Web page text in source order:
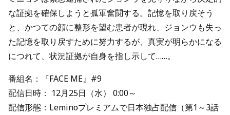
な証拠を確保しようと孤軍奮闘する。記憶を取り戻そう
と、かつての顔に整形を望む患者が現れ、ジョンウも失っ
た記憶を取り戻すために努力するが、真実が明らかになる
につれて、状況証拠が自身を指し示して……。
番組名：『FACE ME』#9
配信日時： 12月25日（水） 0:00～
配信形態：Leminoプレミアムで日本独占配信（第1～3話